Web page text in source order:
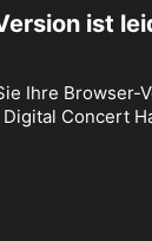
ist
Ihre Browser-
Concert